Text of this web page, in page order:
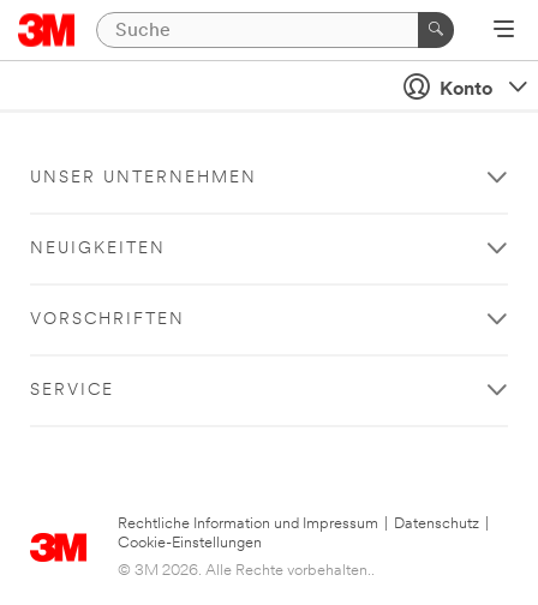
Konto
UNSER UNTERNEHMEN
NEUIGKEITEN
VORSCHRIFTEN
SERVICE
Rechtliche Information und Impressum Datenschutz
Cookie-Einstellungen
© 3M 2026. Alle Rechte vorbehalten..